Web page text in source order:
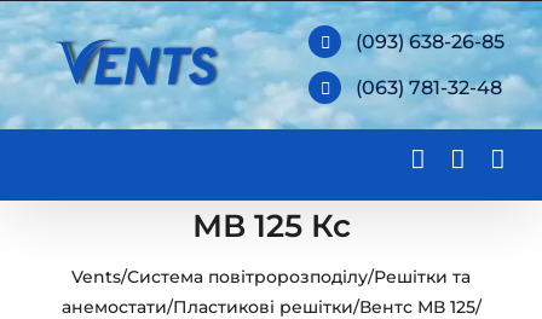
Skip
to
content
(093) 638-26-85
(063) 781-32-48
МВ 125 Кс
Vents/Система повітророзподілу/Решітки та
анемостати/Пластикові решітки/Вентс МВ 125/